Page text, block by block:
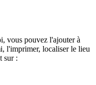
vous pouvez l'ajouter à
l'imprimer, localiser le lieu
sur :